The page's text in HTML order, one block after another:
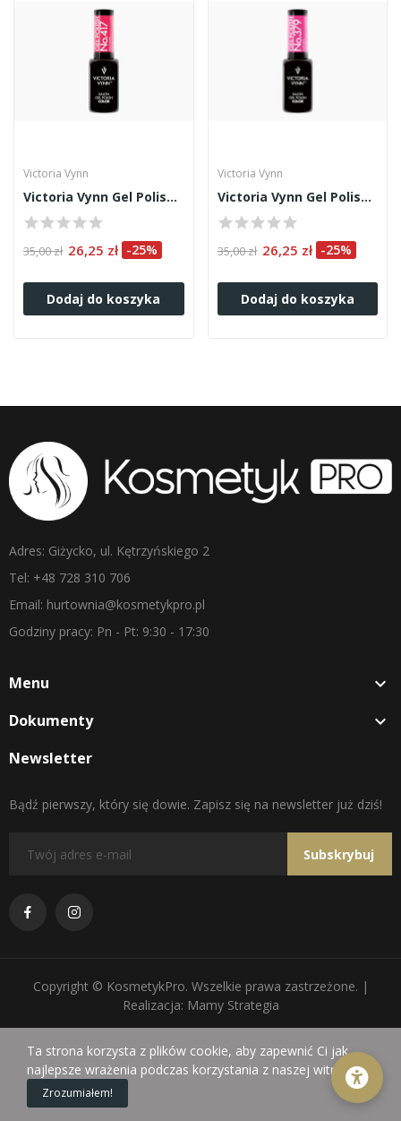
Sklep
0
Koszyk
Victoria Vynn
Victoria Vynn Gel Polish 417
35,00 zł 26,25 zł -25%
Dodaj do koszyka
Victoria Vynn
Victoria Vynn Gel Polish 379
35,00 zł 26,25 zł -25%
Dodaj do koszyka
Adres: Giżycko, ul. Kętrzyńskiego 2
Tel: +48 728 310 706
Email: hurtownia@kosmetykpro.pl
Godziny pracy: Pn - Pt: 9:30 - 17:30
Menu 
Dokumenty 
Newsletter
Bądź pierwszy, który się dowie. Zapisz się na newsletter już dziś!
Subskrybuj
Copyright © KosmetykPro. Wszelkie prawa zastrzeżone. |
Realizacja: Mamy Strategia
Ta strona korzysta z plików cookie, aby zapewnić Ci jak
najlepsze wrażenia podczas korzystania z naszej witryny.
Zrozumiałem!